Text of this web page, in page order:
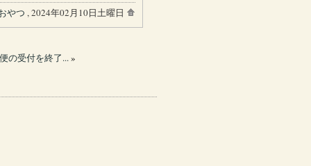
やつ , 2024年02月10日土曜日
の受付を終了...»